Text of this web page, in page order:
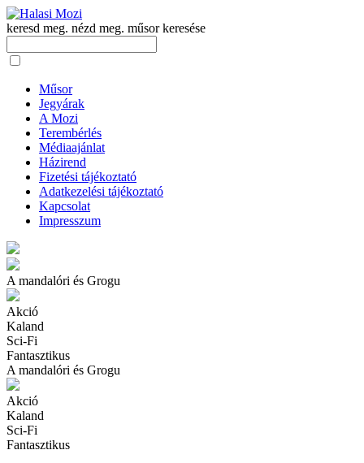
keresd meg. nézd meg. műsor keresése
Műsor
Jegyárak
A Mozi
Terembérlés
Médiaajánlat
Házirend
Fizetési tájékoztató
Adatkezelési tájékoztató
Kapcsolat
Impresszum
A mandalóri és Grogu
Akció
Kaland
Sci-Fi
Fantasztikus
A mandalóri és Grogu
Akció
Kaland
Sci-Fi
Fantasztikus